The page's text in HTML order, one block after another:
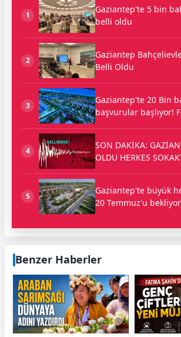
1
Gaziantep'te 5 bin
belli oldu
2
Gaziantep
Belli Oldu
3
Gaziantep'te 20 Bin
başvurular başlıyor!
4
SON DAKİKA:
OLDU HERKES
5
Gaziantep'te büyük
20 Temmuz'u bekliyor
Benzer Haberler